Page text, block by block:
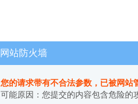
网站防火墙
您的请求带有不合法参数，已被网站
可能原因：您提交的内容包含危险的